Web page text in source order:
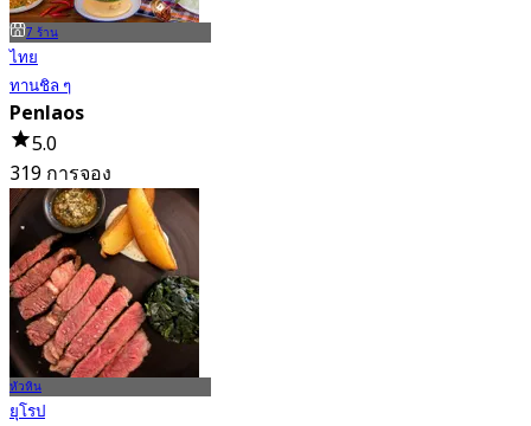
7 ร้าน
ไทย
ทานชิล ๆ
Penlaos
5.0
319 การจอง
จาก฿ 262
หัวหิน
ยุโรป